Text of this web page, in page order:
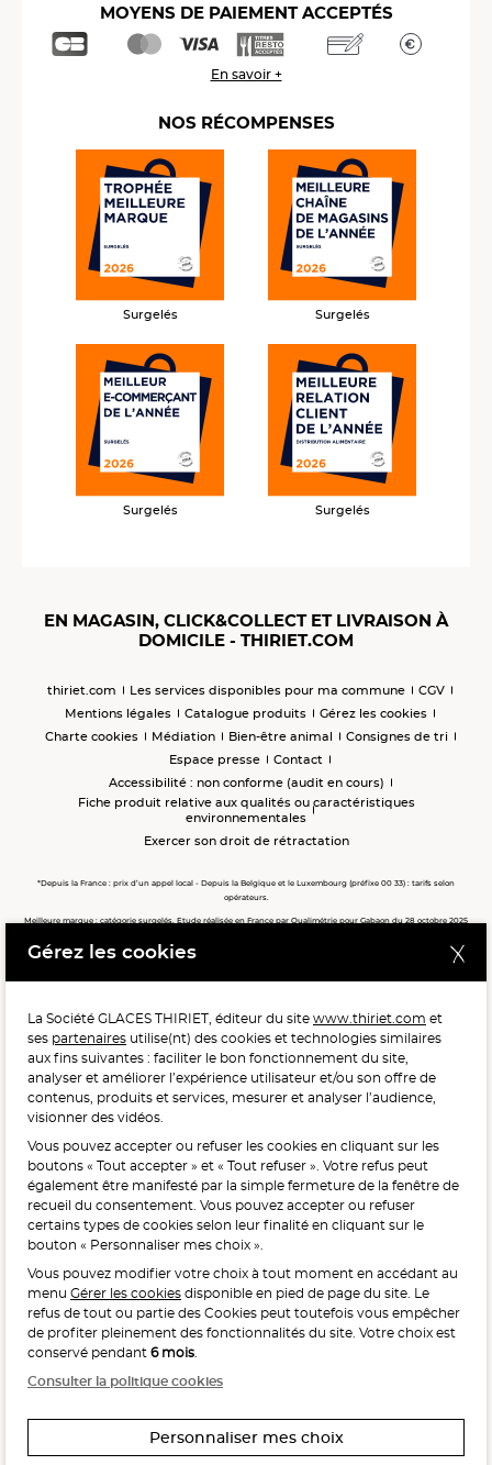
MOYENS DE PAIEMENT ACCEPTÉS
En savoir +
NOS RÉCOMPENSES
Surgelés Surgelés
Surgelés Surgelés
EN MAGASIN, CLICK&COLLECT ET LIVRAISON À
DOMICILE - THIRIET.COM
thiriet.com Les services disponibles pour ma commune
CGV
Mentions légales
Catalogue produits
Gérez les cookies
Charte cookies
Médiation Bien-être animal
Consignes de tri
Espace presse
Contact
Accessibilité : non conforme (audit en cours)
Fiche produit relative aux qualités ou caractéristiques
environnementales
Exercer son droit de rétractation
*Depuis la France : prix d’un appel local - Depuis la Belgique et le Luxembourg (préfixe 00 33) : tarifs selon
opérateurs.
Meilleure marque : catégorie surgelés. Etude réalisée en France par Qualimétrie pour Gabaon du 28 octobre 2025
Meilleure chaîne de magasins, Meilleur e-commerçant, Meilleure relation clients : catégorie surgelés. Étude
POUR VOTRE SANTÉ, MANGEZ AU MOINS CINQ FRUITS ET
LÉGUMES PAR JOUR.WWW.MANGERBOUGER.FR
L'abus d'alcool est dangereux pour la santé, à consommer
avec modération.
Interdiction de vente de boissons alcooliques
aux mineurs de moins de 18 ans
La preuve de majorité de l’acheteur est exigée au moment
de la vente en ligne.
Gérez les cookies
La Société GLACES THIRIET, éditeur du site www.thiriet.com et
ses partenaires utilise(nt) des cookies et technologies similaires
aux fins suivantes : faciliter le bon fonctionnement du site,
analyser et améliorer l’expérience utilisateur et/ou son offre de
contenus, produits et services, mesurer et analyser l’audience,
visionner des vidéos.
Vous pouvez accepter ou refuser les cookies en cliquant sur les
boutons « Tout accepter » et « Tout refuser ». Votre refus peut
également être manifesté par la simple fermeture de la fenêtre de
recueil du consentement. Vous pouvez accepter ou refuser
certains types de cookies selon leur finalité en cliquant sur le
bouton « Personnaliser mes choix ».
Vous pouvez modifier votre choix à tout moment en accédant au
menu Gérer les cookies disponible en pied de page du site. Le
refus de tout ou partie des Cookies peut toutefois vous empêcher
de profiter pleinement des fonctionnalités du site. Votre choix est
conservé pendant 6 mois.
Consulter la politique cookies
Personnaliser mes choix